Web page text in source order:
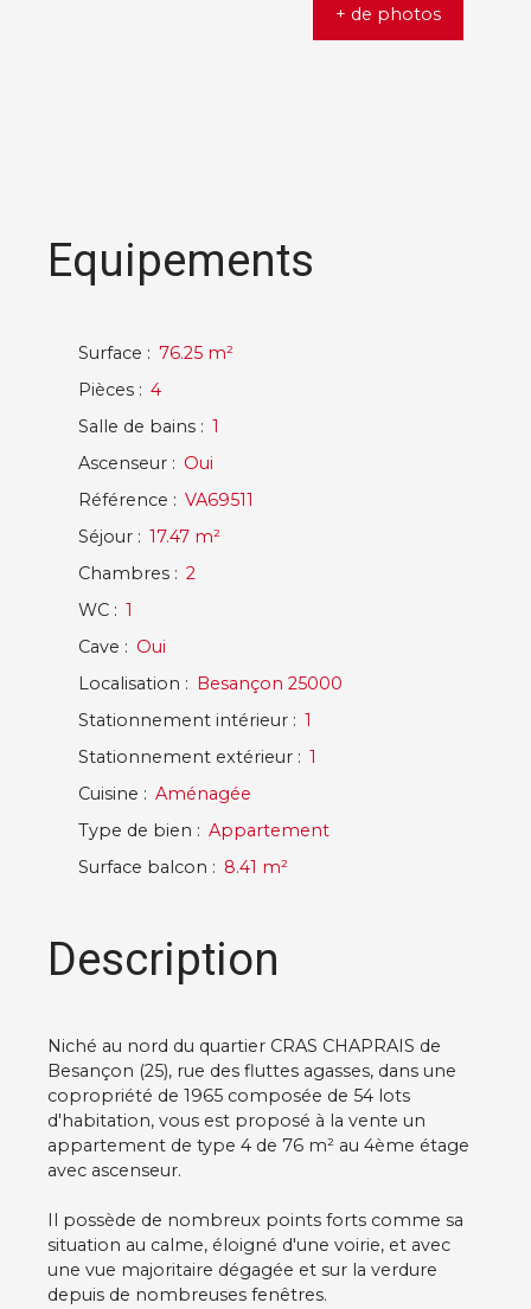
+ de photos
Equipements
Surface : 76.25 m²
Pièces : 4
Salle de bains : 1
Ascenseur : Oui
Référence : VA69511
Séjour : 17.47 m²
Chambres : 2
WC : 1
Cave : Oui
Localisation :
Besançon 25000
Stationnement intérieur : 1
Stationnement extérieur : 1
Cuisine : Aménagée
Type de bien : Appartement
Surface balcon : 8.41 m²
Description
Niché au nord du quartier CRAS CHAPRAIS de
Besançon (25), rue des fluttes agasses, dans une
copropriété de 1965 composée de 54 lots
d'habitation, vous est proposé à la vente un
appartement de type 4 de 76 m² au 4ème étage
avec ascenseur.
Il possède de nombreux points forts comme sa
situation au calme, éloigné d'une voirie, et avec
une vue majoritaire dégagée et sur la verdure
depuis de nombreuses fenêtres.